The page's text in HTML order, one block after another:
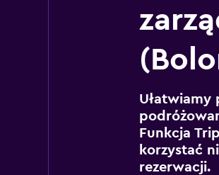
Ułatwiamy
Funkcja
korzystać
rezerwacji.